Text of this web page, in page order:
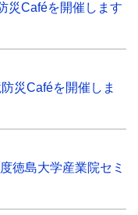
災Caféを開催します
災Caféを開催しま
徳島大学産業院セミ